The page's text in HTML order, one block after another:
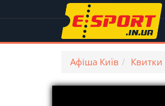
Афіша Київ Квитки